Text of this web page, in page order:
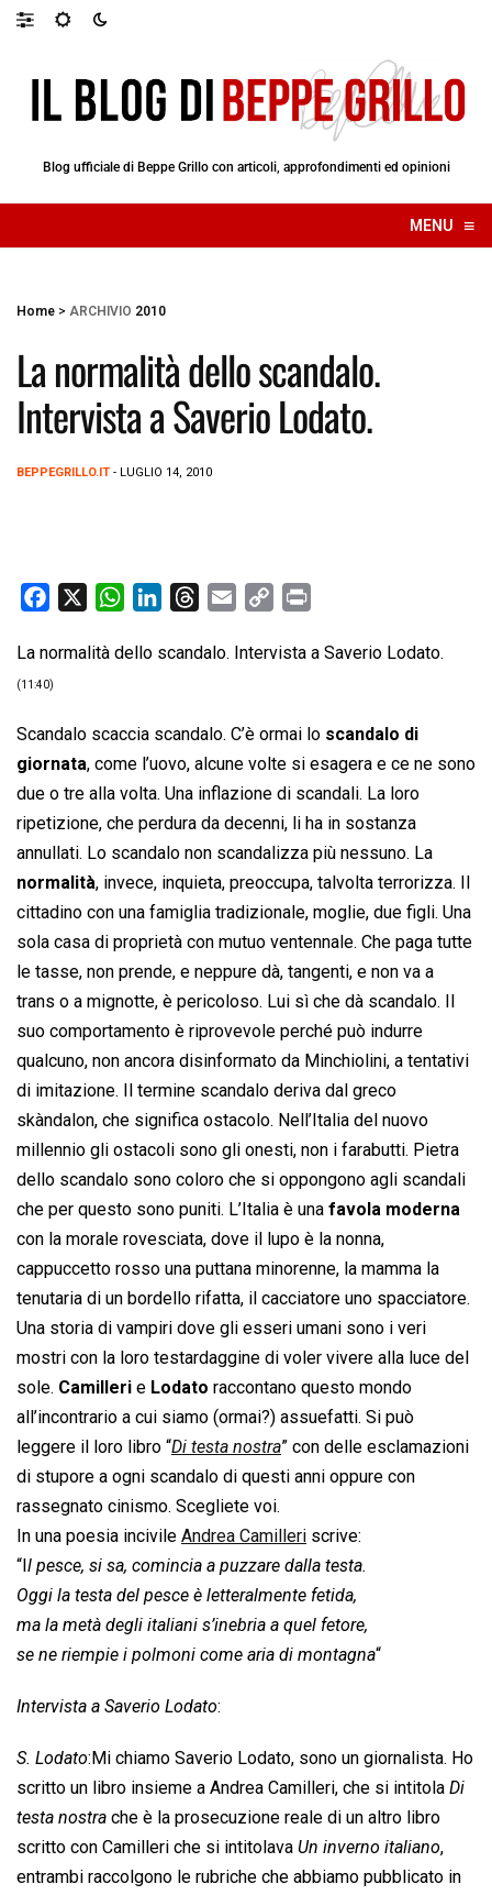
Blog ufficiale di Beppe Grillo con articoli, approfondimenti ed opinioni
MENU ≡
☰
Home > ARCHIVIO 2010
La normalità dello scandalo.
Intervista a Saverio Lodato.
BEPPEGRILLO.IT - LUGLIO 14, 2010
c
e
o
o
k
W
a
A
p
p
n
d
I
n
r
d
s
a
p
i
n
k
i
La normalità dello scandalo. Intervista a Saverio Lodato.
(11:40)
Scandalo scaccia scandalo. C’è ormai lo scandalo di
giornata, come l’uovo, alcune volte si esagera e ce ne sono
due o tre alla volta. Una inflazione di scandali. La loro
ripetizione, che perdura da decenni, li ha in sostanza
annullati. Lo scandalo non scandalizza più nessuno. La
normalità, invece, inquieta, preoccupa, talvolta terrorizza. Il
cittadino con una famiglia tradizionale, moglie, due figli. Una
sola casa di proprietà con mutuo ventennale. Che paga tutte
le tasse, non prende, e neppure dà, tangenti, e non va a
trans o a mignotte, è pericoloso. Lui sì che dà scandalo. Il
suo comportamento è riprovevole perché può indurre
qualcuno, non ancora disinformato da Minchiolini, a tentativi
di imitazione. Il termine scandalo deriva dal greco
skàndalon, che significa ostacolo. Nell’Italia del nuovo
millennio gli ostacoli sono gli onesti, non i farabutti. Pietra
dello scandalo sono coloro che si oppongono agli scandali
che per questo sono puniti. L’Italia è una favola moderna
con la morale rovesciata, dove il lupo è la nonna,
cappuccetto rosso una puttana minorenne, la mamma la
tenutaria di un bordello rifatta, il cacciatore uno spacciatore.
Una storia di vampiri dove gli esseri umani sono i veri
mostri con la loro testardaggine di voler vivere alla luce del
sole. Camilleri e Lodato raccontano questo mondo
all’incontrario a cui siamo (ormai?) assuefatti. Si può
leggere il loro libro “Di testa nostra” con delle esclamazioni
di stupore a ogni scandalo di questi anni oppure con
rassegnato cinismo. Scegliete voi.
In una poesia incivile Andrea Camilleri scrive:
“I l pesce, si sa, comincia a puzzare dalla testa.
Oggi la testa del pesce è letteralmente fetida,
ma la metà degli italiani s’inebria a quel fetore,
se ne riempie i polmoni come aria di montagna“
Intervista a Saverio Lodato:
S. Lodato:Mi chiamo Saverio Lodato, sono un giornalista. Ho
scritto un libro insieme a Andrea Camilleri, che si intitola  Di
testa nostra  che è la prosecuzione reale di un altro libro
scritto con Camilleri che si intitolava  Un inverno italiano,
entrambi raccolgono le rubriche che abbiamo pubblicato in